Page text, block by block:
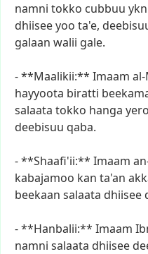
namni tokko cubbuu ykn
dhiiseeyoo ta'e,
galaan walii gale.
-**Maalikii:** Imaam
hayyoota biratti
salaata tokko hanga
deebisuu qaba.
-**Shaafi'ii:** Imaam
kabajamoo kan ta'an
beekaan salaata dhiisee
-**Hanbalii:** Imaam
namni salaata dhiisee